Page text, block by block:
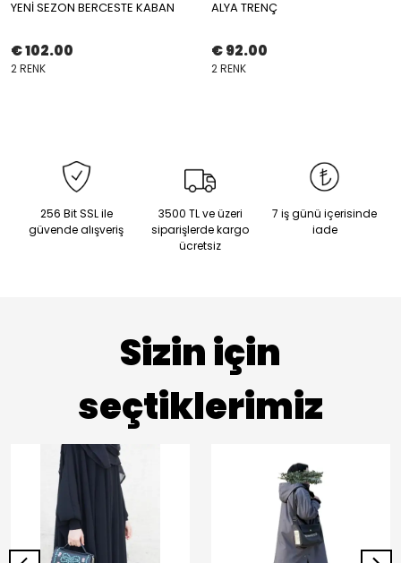
YENİ SEZON BERCESTE KABAN
€ 102.00
2 RENK
ALYA TRENÇ
€ 92.00
2 RENK
256 Bit SSL ile
güvende alışveriş
3500 TL ve üzeri
siparişlerde kargo
ücretsiz
7 iş günü içerisinde
iade
Sizin için
seçtiklerimiz